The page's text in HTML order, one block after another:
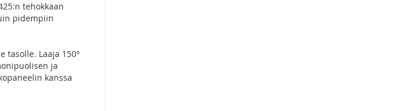
tehokkaan
pidempiin
tasolle. Laaja 150°
ja
kanssa